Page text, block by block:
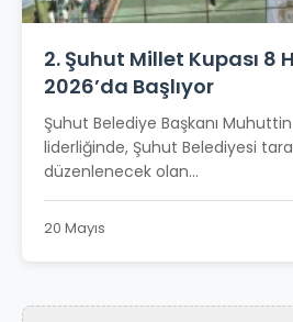
2. Şuhut Millet Kupası 8
2026’da Başlıyor
Şuhut Belediye Başkanı Muhuttin
liderliğinde, Şuhut Belediyesi
düzenlenecek olan...
20 Mayıs